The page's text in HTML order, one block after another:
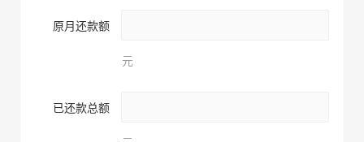
原月还款额
元
已还款总额